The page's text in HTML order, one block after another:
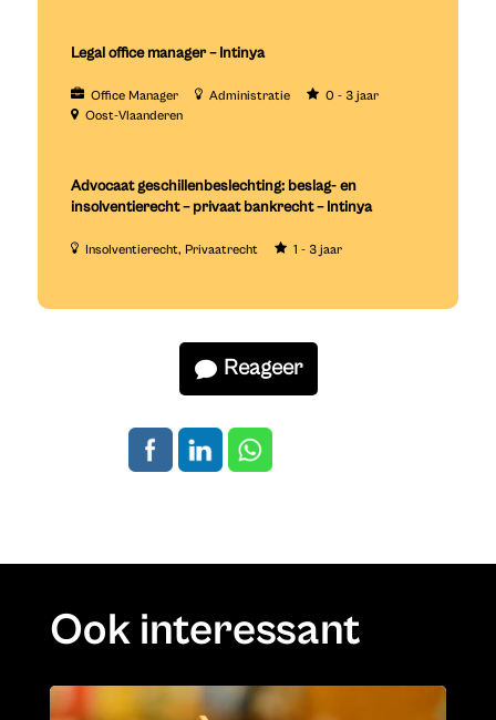
Legal office manager – Intinya
Office Manager Administratie
0 - 3 jaar
Oost-Vlaanderen
Advocaat geschillenbeslechting: beslag- en
insolventierecht – privaat bankrecht – Intinya
Insolventierecht Privaatrecht 1 - 3 jaar
Reageer
Ook interessant